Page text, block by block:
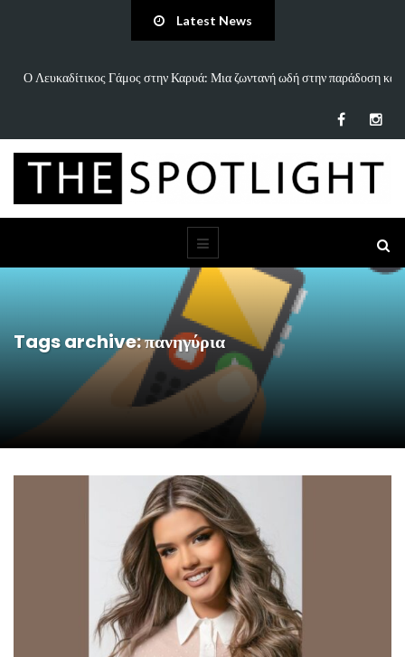
Latest News
Ο Λευκαδίτικος Γάμος στην Καρυά: Μια ζωντανή ωδή στην παράδοση και
Tags archive: πανηγύρια